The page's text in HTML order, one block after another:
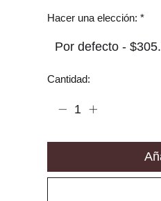
Hacer una elección: *
Cantidad: